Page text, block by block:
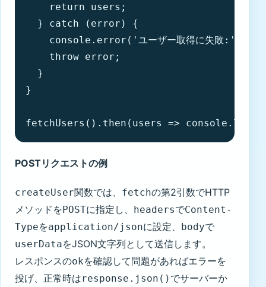
    return users;
  } catch (error) {
console.error('ユーザー取得に失敗:',
    throw error;
  }
}
fetchUsers().then(users => console.log('
POSTリクエストの例
createUser関数では、 fetchの第2引数でHTTP
メソッドを POSTに指定し、 headersでContent-
Typeをapplication/jsonに設定、 bodyで
userDataをJSON文字列として送信します。
レスポンスのokを確認して問題があればエラーを
投げ、正常時はresponse.json() でサーバーか